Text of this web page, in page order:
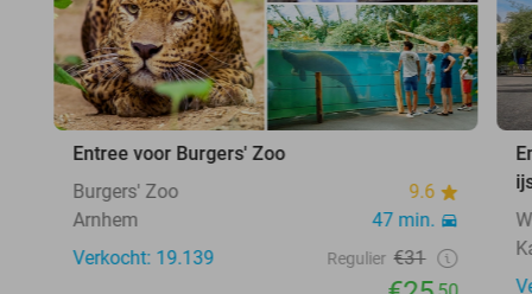
Entree voor Burgers' Zoo
Burgers' Zoo
9.6
Arnhem
47 min.
Verkocht: 19.139
Regulier €31